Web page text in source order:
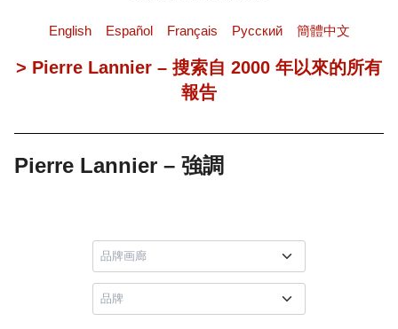
English Español Français Pусский 簡體中文
> Pierre Lannier – 搜索自 2000 年以來的所有
報告
Pierre Lannier – 強調